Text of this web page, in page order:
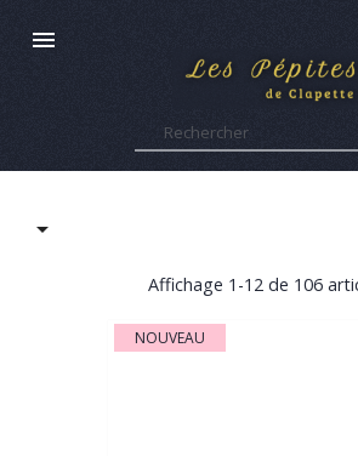


Affichage 1-12 de 106
NOUVEAU